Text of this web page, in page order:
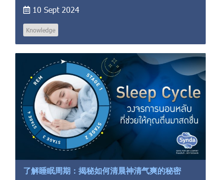
10 Sept 2024
Knowledge
了解睡眠周期：揭秘如何清晨神清气爽的秘密